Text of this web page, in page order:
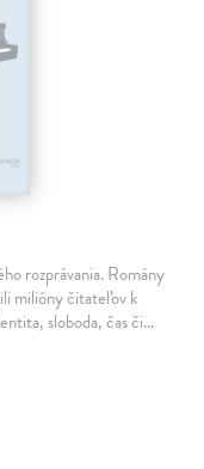
rozprávania. Romány
milióny čitateľov k
sloboda, čas či…